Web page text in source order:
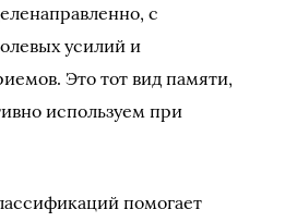
с
усилий и
Это тот вид памяти,
используем при
помогает